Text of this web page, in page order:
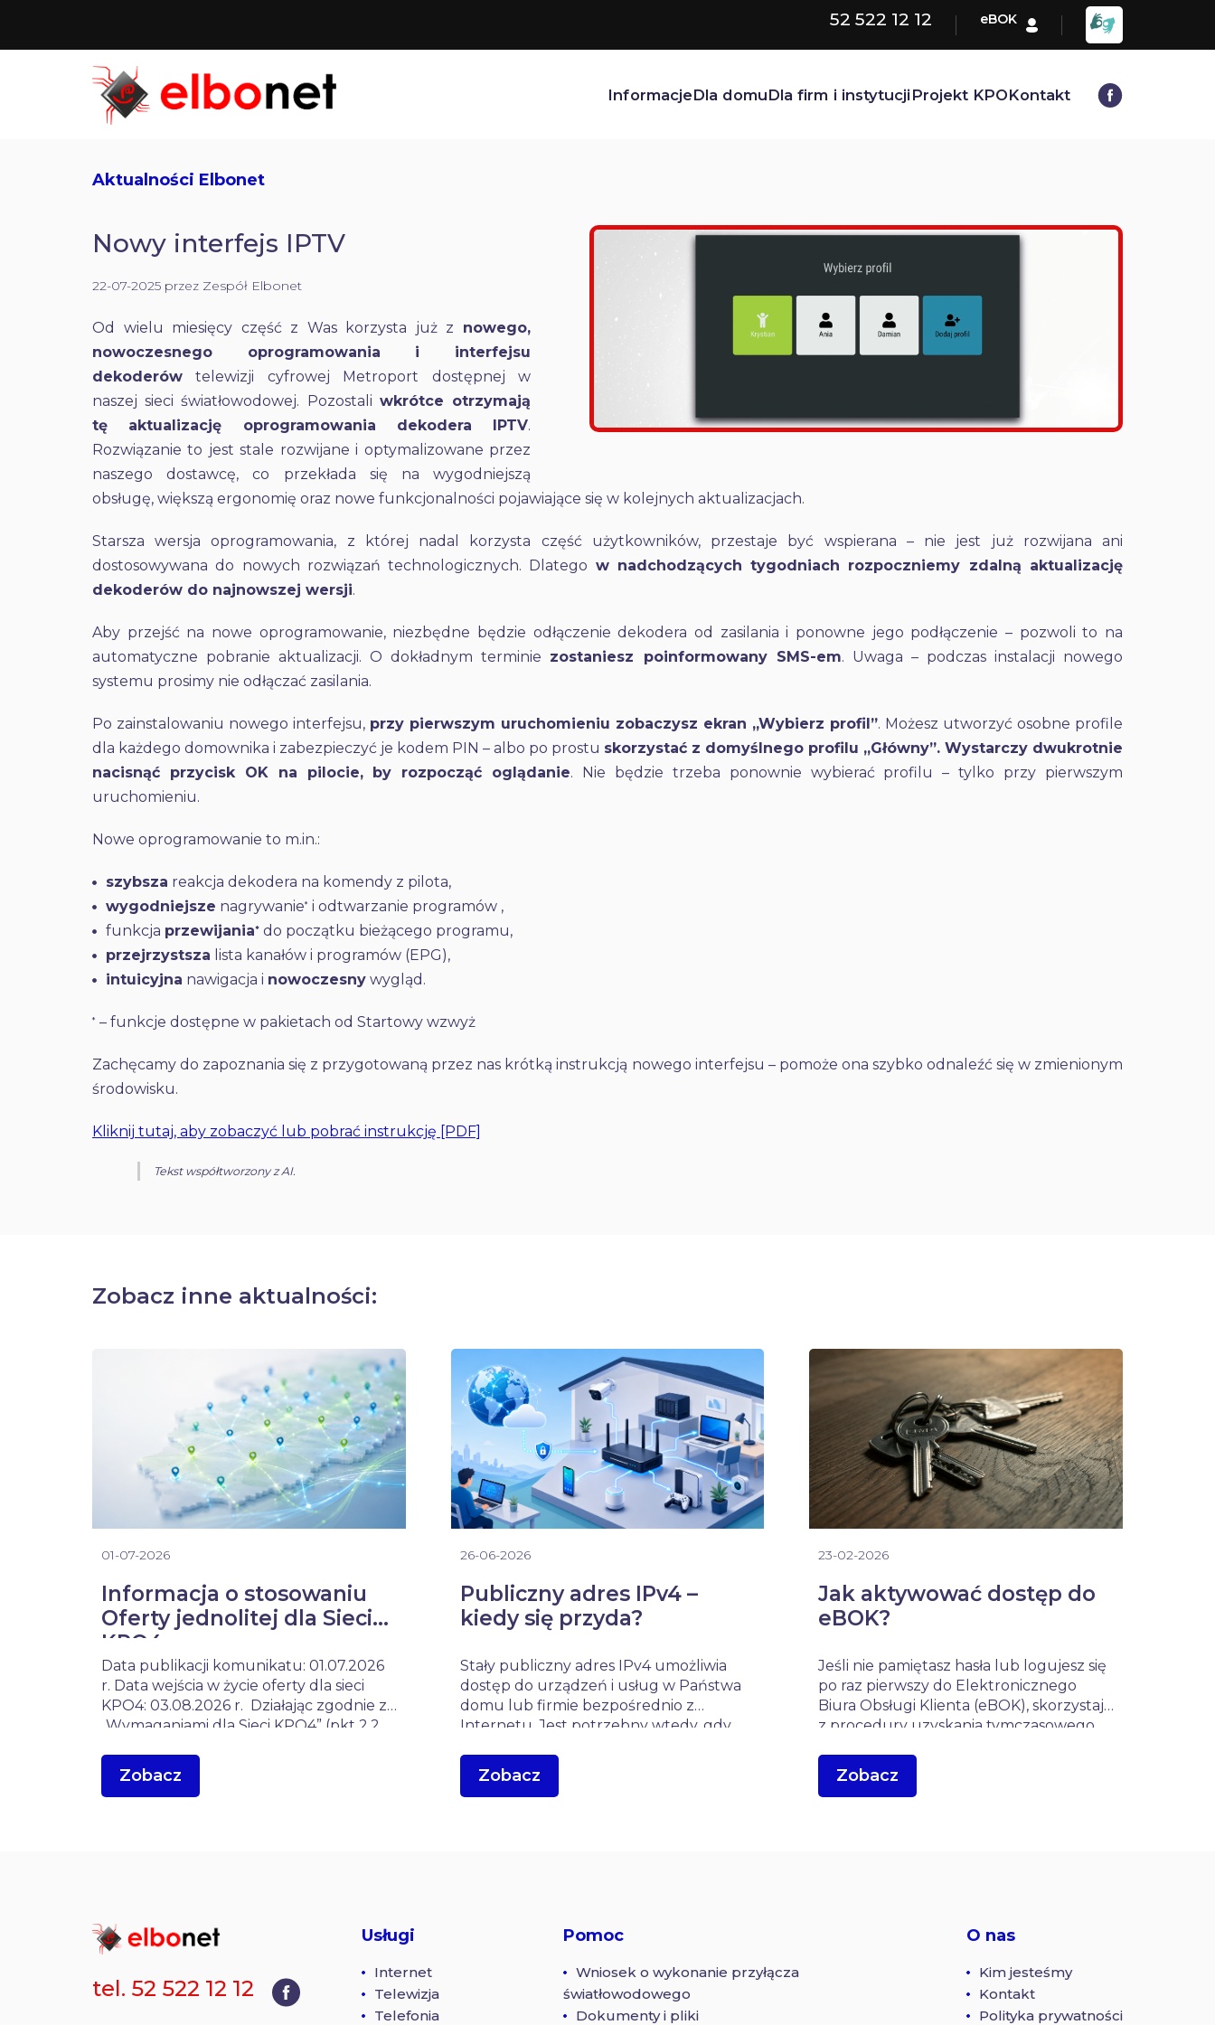
52 522 12 12 eBOK
InformacjeDla domuDla firm i instytucji Projekt KPOKontakt
Aktualności Elbonet
Nowy interfejs IPTV
22-07-2025 przez Zespół Elbonet
Od wielu miesięcy część z Was korzysta już z nowego,
nowoczesnego oprogramowania i interfejsu
dekoderów telewizji cyfrowej Metroport dostępnej w
naszej sieci światłowodowej. Pozostali wkrótce otrzymają
tę aktualizację oprogramowania dekodera IPTV.
Rozwiązanie to jest stale rozwijane i optymalizowane przez
naszego dostawcę, co przekłada się na wygodniejszą
obsługę, większą ergonomię oraz nowe funkcjonalności pojawiające się w kolejnych aktualizacjach.
Starsza wersja oprogramowania, z której nadal korzysta część użytkowników, przestaje być wspierana – nie jest już rozwijana ani
dostosowywana do nowych rozwiązań technologicznych. Dlatego w nadchodzących tygodniach rozpoczniemy zdalną aktualizację
dekoderów do najnowszej wersji.
Aby przejść na nowe oprogramowanie, niezbędne będzie odłączenie dekodera od zasilania i ponowne jego podłączenie – pozwoli to na
automatyczne pobranie aktualizacji. O dokładnym terminie zostaniesz poinformowany SMS-em. Uwaga – podczas instalacji nowego
systemu prosimy nie odłączać zasilania.
Po zainstalowaniu nowego interfejsu, przy pierwszym uruchomieniu zobaczysz ekran „Wybierz profil”. Możesz utworzyć osobne profile
dla każdego domownika i zabezpieczyć je kodem PIN – albo po prostu skorzystać z domyślnego profilu „Główny”. Wystarczy dwukrotnie
nacisnąć przycisk OK na pilocie, by rozpocząć oglądanie. Nie będzie trzeba ponownie wybierać profilu – tylko przy pierwszym
uruchomieniu.
Nowe oprogramowanie to m.in.:
szybsza reakcja dekodera na komendy z pilota,
wygodniejsze nagrywanie* i odtwarzanie programów ,
funkcja przewijania* do początku bieżącego programu,
przejrzystsza lista kanałów i programów (EPG),
intuicyjna nawigacja i nowoczesny wygląd.
* – funkcje dostępne w pakietach od Startowy wzwyż
Zachęcamy do zapoznania się z przygotowaną przez nas krótką instrukcją nowego interfejsu – pomoże ona szybko odnaleźć się w zmienionym
środowisku.
Kliknij tutaj, aby zobaczyć lub pobrać instrukcję [PDF]
Tekst współtworzony z AI.
Zobacz inne aktualności:
01-07-2026
Informacja o stosowaniu
Oferty jednolitej dla Sieci
KPO4
​Data publikacji komunikatu: 01.07.2026
r. Data wejścia w życie oferty dla sieci
KPO4: 03.08.2026 r. ​ Działając zgodnie z
„Wymaganiami dla Sieci KPO4” (pkt 2.2
Senger Spółka Jawna informuje o
wdrożeniu oferty hurtowej dla sieci
Zobacz
26-06-2026
Publiczny adres IPv4 –
kiedy się przyda?
Stały publiczny adres IPv4 umożliwia
dostęp do urządzeń i usług w Państwa
domu lub firmie bezpośrednio z
Internetu. Jest potrzebny wtedy, gdy
serwerem gry, komputerem,
automatyką domową albo własnym
Zobacz
23-02-2026
Jak aktywować dostęp do
eBOK?
Jeśli nie pamiętasz hasła lub logujesz się
po raz pierwszy do Elektronicznego
Biura Obsługi Klienta (eBOK), skorzystaj
z procedury uzyskania tymczasowego
PIN? Wejdź na stronę: ebok.elbonet.pl
Pod przyciskiem „Zaloguj się” kliknij link
Zobacz
tel. 52 522 12 12
Usługi
Internet
Telewizja
Telefonia
Pomoc
Wniosek o wykonanie przyłącza
światłowodowego
Dokumenty i pliki
O nas
Kim jesteśmy
Kontakt
Polityka prywatności